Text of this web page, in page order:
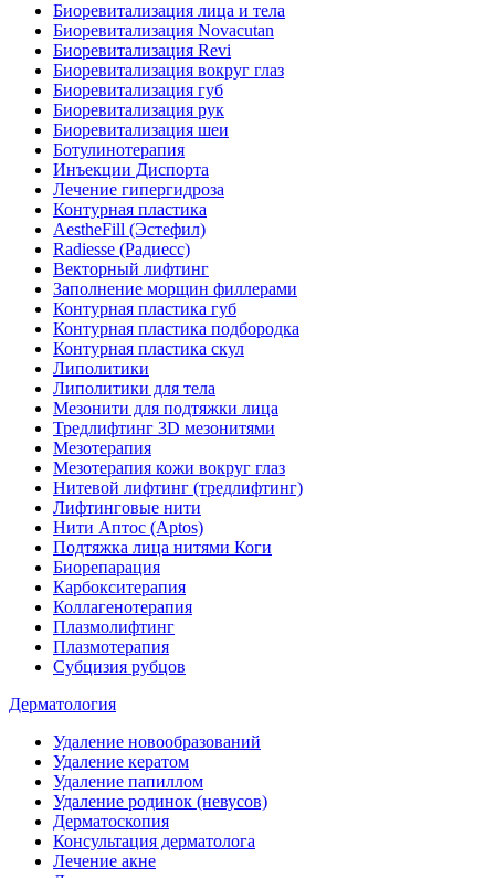
Биоревитализация лица и тела
Биоревитализация Novacutan
Биоревитализация Revi
Биоревитализация вокруг глаз
Биоревитализация губ
Биоревитализация рук
Биоревитализация шеи
Ботулинотерапия
Инъекции Диспорта
Лечение гипергидроза
Контурная пластика
AestheFill (Эстефил)
Radiesse (Радиесс)
Векторный лифтинг
Заполнение морщин филлерами
Контурная пластика губ
Контурная пластика подбородка
Контурная пластика скул
Липолитики
Липолитики для тела
Мезонити для подтяжки лица
Тредлифтинг 3D мезонитями
Мезотерапия
Мезотерапия кожи вокруг глаз
Нитевой лифтинг (тредлифтинг)
Лифтинговые нити
Нити Аптос (Aptos)
Подтяжка лица нитями Коги
Биорепарация
Карбокситерапия
Коллагенотерапия
Плазмолифтинг
Плазмотерапия
Субцизия рубцов
Дерматология
Удаление новообразований
Удаление кератом
Удаление папиллом
Удаление родинок (невусов)
Дерматоскопия
Консультация дерматолога
Лечение акне